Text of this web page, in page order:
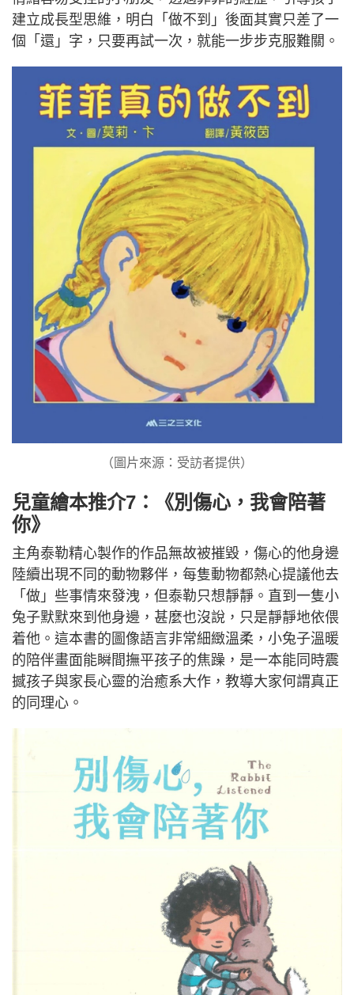
建立成長型思維，明白「做不到」後面其實只差了一
個「還」字，只要再試一次，就能一步步克服難關。
（圖片來源：受訪者提供）
兒童繪本推介7：《別傷心，我會陪著
你》
主角泰勒精心製作的作品無故被摧毀，傷心的他身邊
陸續出現不同的動物夥伴，每隻動物都熱心提議他去
「做」些事情來發洩，但泰勒只想靜靜。直到一隻小
兔子默默來到他身邊，甚麼也沒說，只是靜靜地依偎
着他。這本書的圖像語言非常細緻溫柔，小兔子溫暖
的陪伴畫面能瞬間撫平孩子的焦躁，是一本能同時震
撼孩子與家長心靈的治癒系大作，教導大家何謂真正
的同理心。